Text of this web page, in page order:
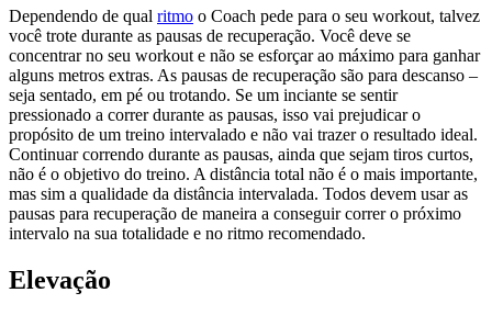
Dependendo de qual ritmo o Coach pede para o seu workout, talvez
você trote durante as pausas de recuperação. Você deve se
concentrar no seu workout e não se esforçar ao máximo para ganhar
alguns metros extras. As pausas de recuperação são para descanso –
seja sentado, em pé ou trotando. Se um inciante se sentir
pressionado a correr durante as pausas, isso vai prejudicar o
propósito de um treino intervalado e não vai trazer o resultado ideal.
Continuar correndo durante as pausas, ainda que sejam tiros curtos,
não é o objetivo do treino. A distância total não é o mais importante,
mas sim a qualidade da distância intervalada. Todos devem usar as
pausas para recuperação de maneira a conseguir correr o próximo
intervalo na sua totalidade e no ritmo recomendado.
Elevação